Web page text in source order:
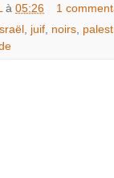
à 05:26
1
Israël , juif, noirs,